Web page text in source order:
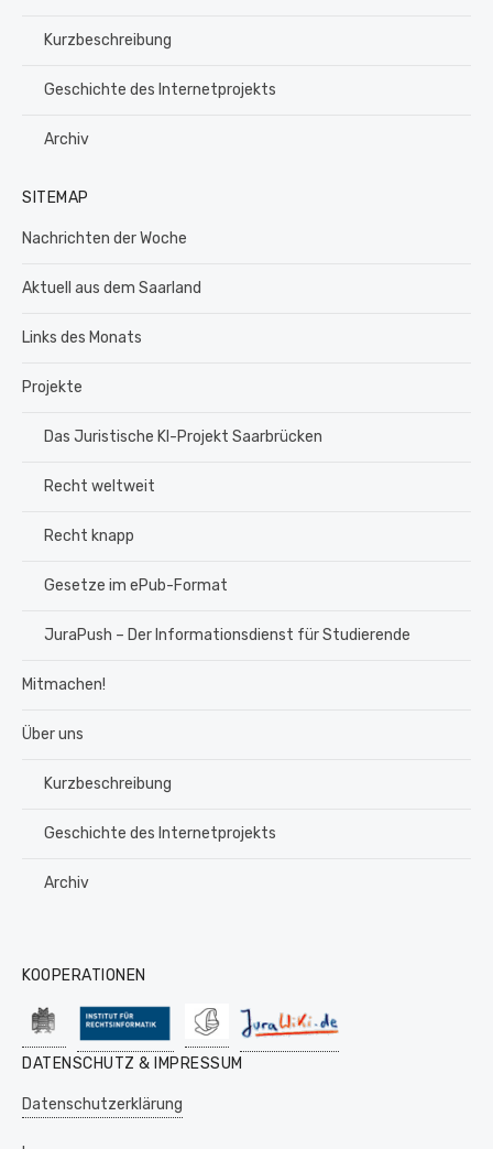
Kurzbeschreibung
Geschichte des Internetprojekts
Archiv
SITEMAP
Nachrichten der Woche
Aktuell aus dem Saarland
Links des Monats
Projekte
Das Juristische KI-Projekt Saarbrücken
Recht weltweit
Recht knapp
Gesetze im ePub-Format
JuraPush – Der Informationsdienst für Studierende
Mitmachen!
Über uns
Kurzbeschreibung
Geschichte des Internetprojekts
Archiv
KOOPERATIONEN
DATENSCHUTZ & IMPRESSUM
Datenschutzerklärung